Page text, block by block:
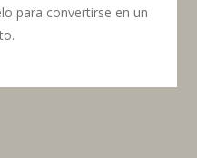
para convertirse en un